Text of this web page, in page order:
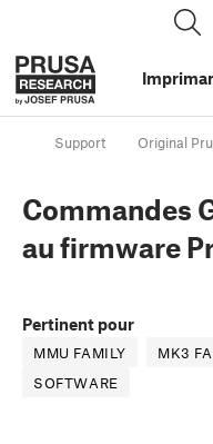
Support Original
Commandes
au firmware
Pertinent pour
MMU FAMILY MK3
SOFTWARE